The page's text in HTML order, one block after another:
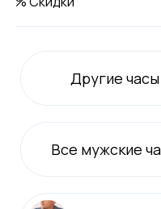
Другие
Все мужские